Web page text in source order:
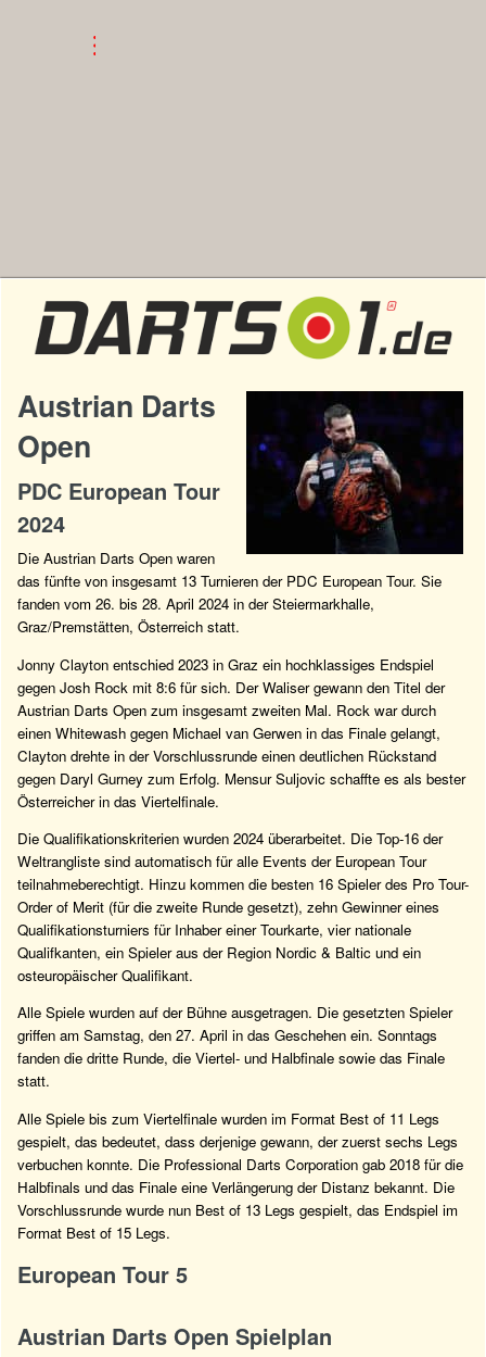
Austrian Darts
Open
PDC European Tour
2024
Die Austrian Darts Open waren
das fünfte von insgesamt 13 Turnieren der PDC European Tour. Sie
fanden vom 26. bis 28. April 2024 in der Steiermarkhalle,
Graz/Premstätten, Österreich statt.
Jonny Clayton entschied 2023 in Graz ein hochklassiges Endspiel
gegen Josh Rock mit 8:6 für sich. Der Waliser gewann den Titel der
Austrian Darts Open zum insgesamt zweiten Mal. Rock war durch
einen Whitewash gegen Michael van Gerwen in das Finale gelangt,
Clayton drehte in der Vorschlussrunde einen deutlichen Rückstand
gegen Daryl Gurney zum Erfolg. Mensur Suljovic schaffte es als bester
Österreicher in das Viertelfinale.
Die Qualifikationskriterien wurden 2024 überarbeitet. Die Top-16 der
Weltrangliste sind automatisch für alle Events der European Tour
teilnahmeberechtigt. Hinzu kommen die besten 16 Spieler des Pro Tour-
Order of Merit (für die zweite Runde gesetzt), zehn Gewinner eines
Qualifikationsturniers für Inhaber einer Tourkarte, vier nationale
Qualifkanten, ein Spieler aus der Region Nordic & Baltic und ein
osteuropäischer Qualifikant.
Alle Spiele wurden auf der Bühne ausgetragen. Die gesetzten Spieler
griffen am Samstag, den 27. April in das Geschehen ein. Sonntags
fanden die dritte Runde, die Viertel- und Halbfinale sowie das Finale
statt.
Alle Spiele bis zum Viertelfinale wurden im Format Best of 11 Legs
gespielt, das bedeutet, dass derjenige gewann, der zuerst sechs Legs
verbuchen konnte. Die Professional Darts Corporation gab 2018 für die
Halbfinals und das Finale eine Verlängerung der Distanz bekannt. Die
Vorschlussrunde wurde nun Best of 13 Legs gespielt, das Endspiel im
Format Best of 15 Legs.
European Tour 5
Austrian Darts Open Spielplan